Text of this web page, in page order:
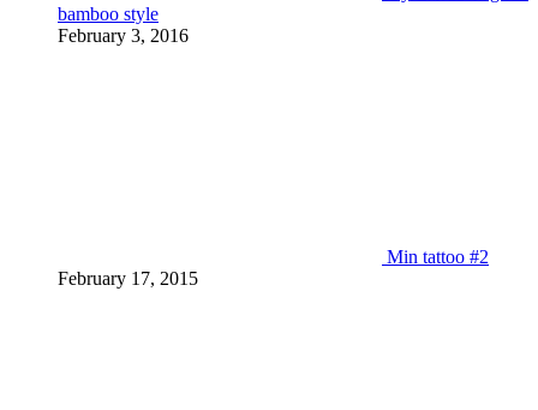
bamboo style
February 3, 2016
Min tattoo #2
February 17, 2015